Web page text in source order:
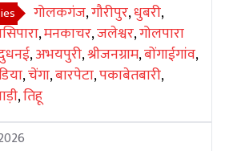
गोलकगंज,गौरीपुर,धुबरी,
,मनकाचर,जलेश्वर,गोलपारा
,अभयपुरी,श्रीजनग्राम,बोंगाईगांव,
,चेंगा,बारपेटा,पकाबेतबारी,
,तिहू